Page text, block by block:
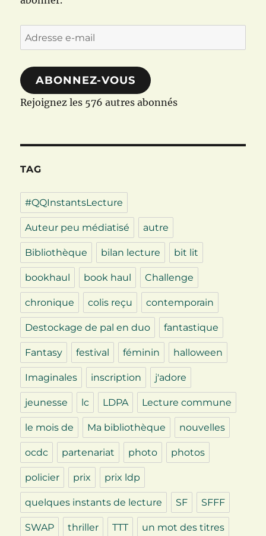
Adresse
e-
mail
ABONNEZ-VOUS
Rejoignez les 576 autres abonnés
TAG
#QQInstantsLecture
Auteur peu médiatisé autre
Bibliothèque bilan lecture bit lit
bookhaul book haul Challenge
chronique colis reçu contemporain
Destockage de pal en duo fantastique
Fantasy festival féminin halloween
Imaginales inscription j'adore
jeunesse lc LDPA Lecture commune
le mois de Ma bibliothèque nouvelles
ocdc partenariat photo photos
policier prix prix ldp
quelques instants de lecture SF SFFF
SWAP thriller TTT un mot des titres